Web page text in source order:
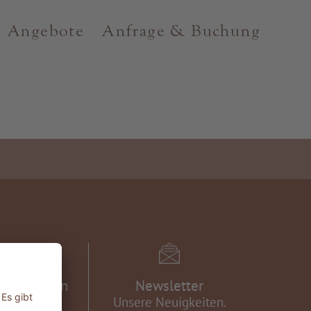
Angebote Anfrage & Buchung
unsere
Newsletter
Unsere Neuigkeiten.